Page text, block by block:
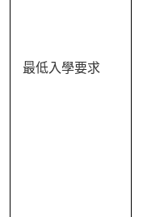
最低入學要求